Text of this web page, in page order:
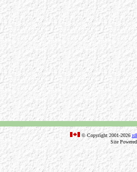
© Copyright 2001-2026
Site